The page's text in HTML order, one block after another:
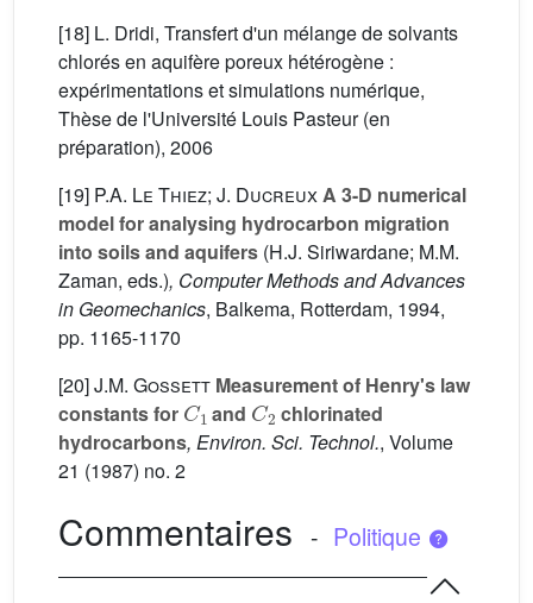
[18] L. Dridi, Transfert d'un mélange de solvants
chlorés en aquifère poreux hétérogène :
expérimentations et simulations numérique,
Thèse de l'Université Louis Pasteur (en
préparation), 2006
[19] P.A. Le Thiez; J. DucreuxA 3-D numerical
model for analysing hydrocarbon migration
into soils and aquifers (H.J. Siriwardane; M.M.
Zaman, eds.), Computer Methods and Advances
in Geomechanics, Balkema, Rotterdam, 1994,
pp. 1165-1170
[20]J.M. Gossett Measurement of Henry's law
constants for
C 1
and
C2
chlorinated
hydrocarbons, Environ. Sci. Technol., Volume
21 (1987) no. 2
Commentaires - Politique